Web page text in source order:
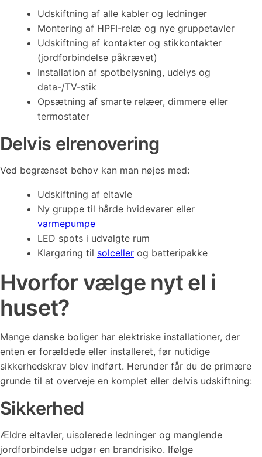
Udskiftning af alle kabler og ledninger
Montering af HPFI-relæ og nye gruppetavler
Udskiftning af kontakter og stikkontakter
(jordforbindelse påkrævet)
Installation af spotbelysning, udelys og
data-/TV-stik
Opsætning af smarte relæer, dimmere eller
termostater
Delvis elrenovering
Ved begrænset behov kan man nøjes med:
Udskiftning af eltavle
Ny gruppe til hårde hvidevarer eller
varmepumpe
LED spots i udvalgte rum
Klargøring til solceller og batteripakke
Hvorfor vælge nyt el i
huset?
Mange danske boliger har elektriske installationer, der
enten er forældede eller installeret, før nutidige
sikkerhedskrav blev indført. Herunder får du de primære
grunde til at overveje en komplet eller delvis udskiftning:
Sikkerhed
Ældre eltavler, uisolerede ledninger og manglende
jordforbindelse udgør en brandrisiko. Ifølge